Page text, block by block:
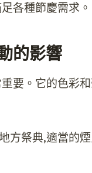
各種節慶需求。
的影響
要。它的色彩
方祭典,適當的